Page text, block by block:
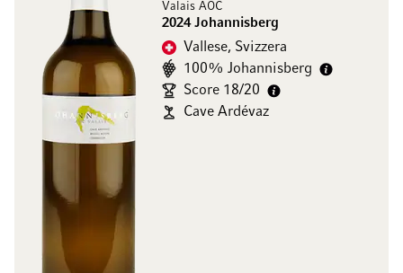
Valais AOC
2024 Johannisberg
Vallese, Svizzera
100% Johannisberg
Score 18/20
Cave Ardévaz